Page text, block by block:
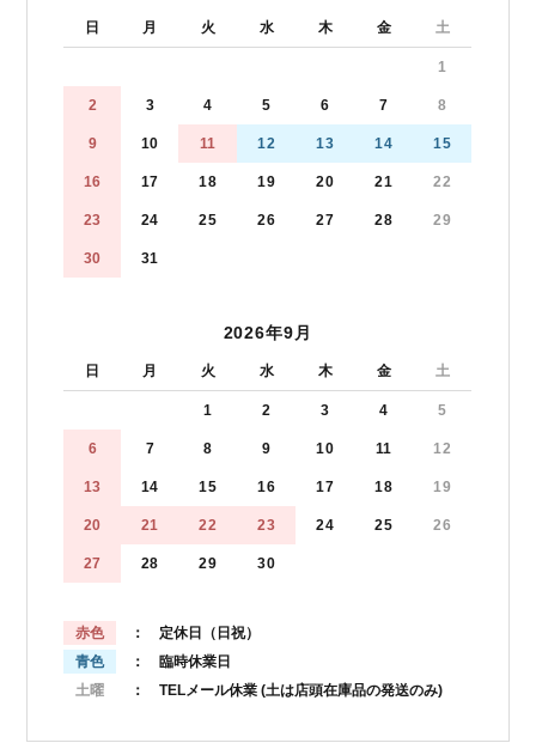
日 月 火 水 木 金 土
1
2 3 4 5 6 7 8
9 10 11 12 13 14 15
16 17 18 19 20 21 22
23 24 25 26 27 28 29
30 31
2026年9月
日 月 火 水 木 金 土
1 2 3 4 5
6 7 8 9 10 11 12
13 14 15 16 17 18 19
20 21 22 23 24 25 26
27 28 29 30
赤色
： 定休日（日祝）
青色
： 臨時休業日
土曜
： TELメール休業 (土は店頭在庫品の発送のみ)